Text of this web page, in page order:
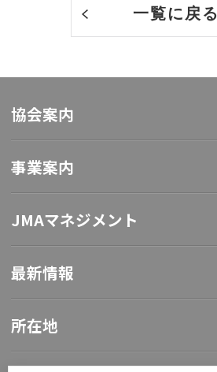
一覧に戻る
協会案内
事業案内
JMAマネジメント
最新情報
所在地